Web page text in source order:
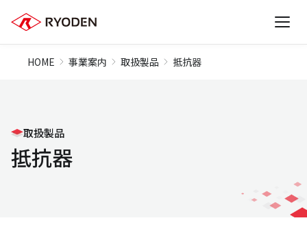
HOME 事業案内 取扱製品 抵抗器
取扱製品
抵抗器